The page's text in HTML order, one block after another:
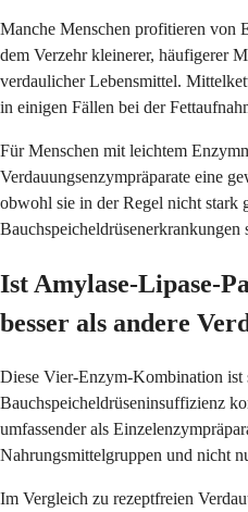
Manche Menschen profitieren von
dem Verzehr kleinerer, häufigerer
verdaulicher Lebensmittel.
in einigen Fällen bei der
Für Menschen mit leichtem
Verdauungsenzympräparate eine
obwohl sie in der Regel nicht stark
Bauchspeicheldrüsenerkrankungen
Ist Amylase-Lipase-
besser als andere
Diese Vier-Enzym-Kombination ist
Bauchspeicheldrüseninsuffizienz
umfassender als
Nahrungsmittelgruppen und nicht
Im Vergleich zu rezeptfreien